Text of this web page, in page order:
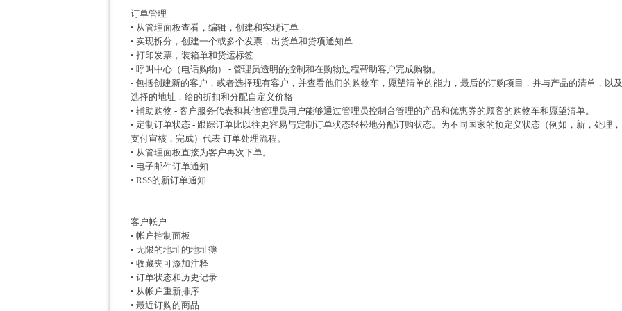
订单管理
• 从管理面板查看，编辑，创建和实现订单
• 实现拆分，创建一个或多个发票，出货单和贷项通知单
• 打印发票，装箱单和货运标签
• 呼叫中心（电话购物） - 管理员透明的控制和在购物过程帮助客户完成购物。
- 包括创建新的客户，或者选择现有客户，并查看他们的购物车，愿望清单的能力，最后的订购项目，并与产品的清单，以及
选择的地址，给的折扣和分配自定义价格
• 辅助购物 - 客户服务代表和其他管理员用户能够通过管理员控制台管理的产品和优惠券的顾客的购物车和愿望清单。
• 定制订单状态 - 跟踪订单比以往更容易与定制订单状态轻松地分配订购状态。为不同国家的预定义状态（例如，新，处理，
支付审核，完成）代表 订单处理流程。
• 从管理面板直接为客户再次下单。
• 电子邮件订单通知
• RSS的新订单通知
客户帐户
• 帐户控制面板
• 无限的地址的地址簿
• 收藏夹可添加注释
• 订单状态和历史记录
• 从帐户重新排序
• 最近订购的商品